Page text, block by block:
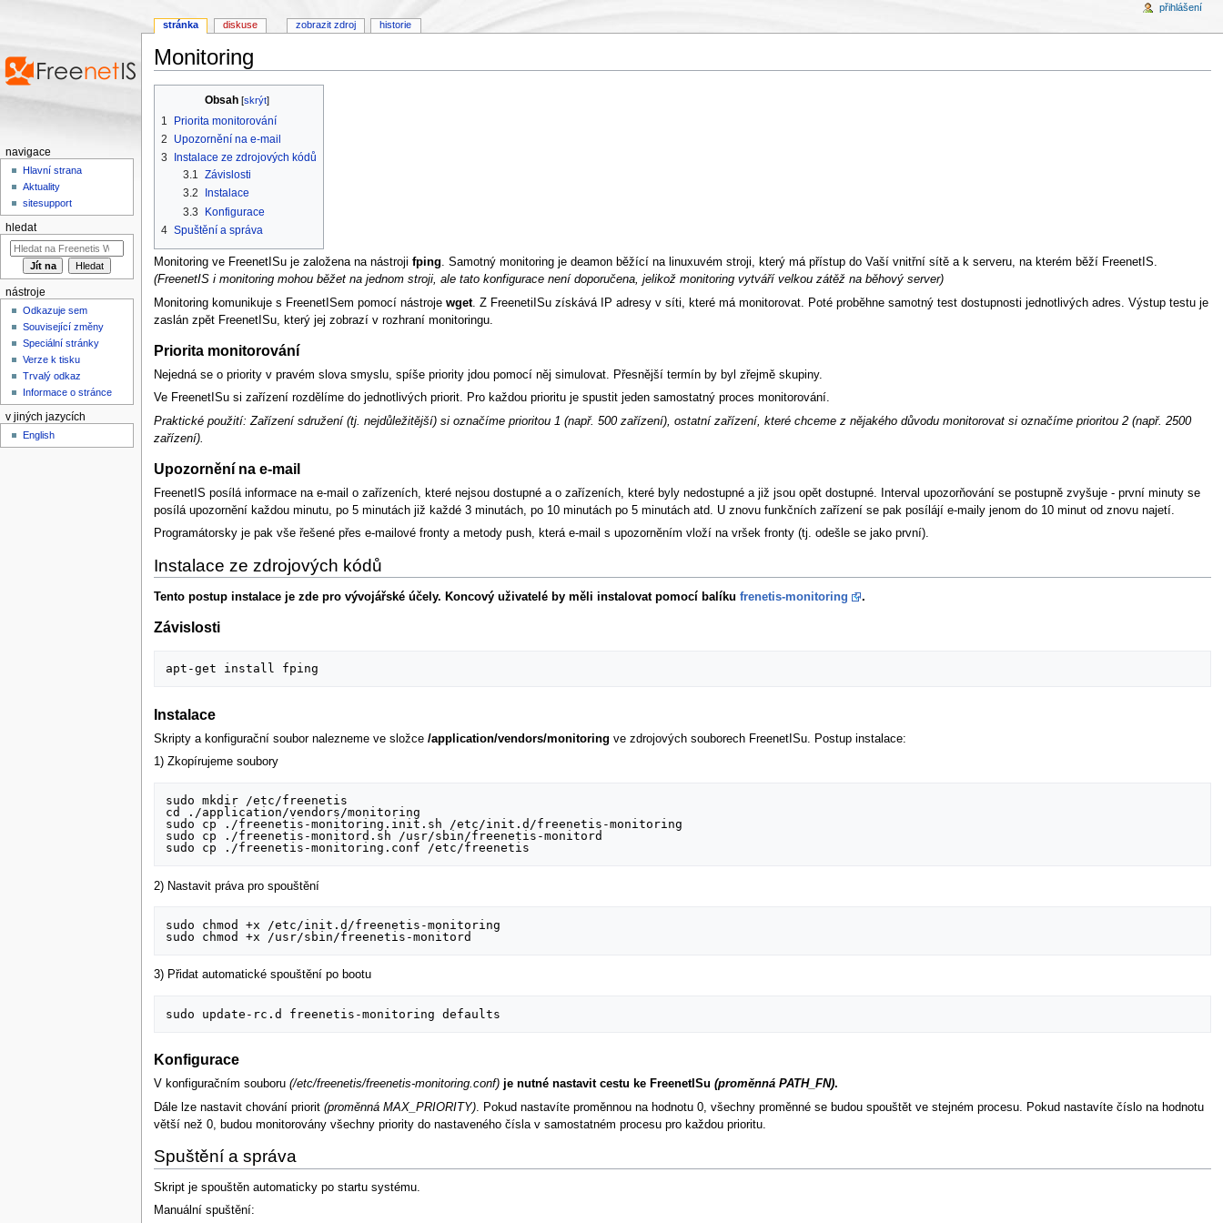
Monitoring
Obsah [skrýt]
1
Priorita monitorování
2
Upozornění na e-mail
3
Instalace ze zdrojových kódů
3.1 Závislosti
3.2
Instalace
3.3
Konfigurace
4 Spuštění a správa
Monitoring ve FreenetISu je založena na nástroji fping. Samotný monitoring je deamon běžící na linuxuvém stroji, který má přístup do Vaší vnitřní sítě a k serveru, na kterém běží FreenetIS.
(FreenetIS i monitoring mohou běžet na jednom stroji, ale tato konfigurace není doporučena, jelikož monitoring vytváří velkou zátěž na běhový server)
Monitoring komunikuje s FreenetISem pomocí nástroje wget. Z FreenetiISu získává IP adresy v síti, které má monitorovat. Poté proběhne samotný test dostupnosti jednotlivých adres. Výstup testu je
zaslán zpět FreenetISu, který jej zobrazí v rozhraní monitoringu.
Priorita monitorování
Nejedná se o priority v pravém slova smyslu, spíše priority jdou pomocí něj simulovat. Přesnější termín by byl zřejmě skupiny.
Ve FreenetISu si zařízení rozdělíme do jednotlivých priorit. Pro každou prioritu je spustit jeden samostatný proces monitorování.
Praktické použití: Zařízení sdružení (tj. nejdůležitější) si označíme prioritou 1 (např. 500 zařízení), ostatní zařízení, které chceme z nějakého důvodu monitorovat si označíme prioritou 2 (např. 2500
zařízení).
Upozornění na e-mail
FreenetIS posílá informace na e-mail o zařízeních, které nejsou dostupné a o zařízeních, které byly nedostupné a již jsou opět dostupné. Interval upozorňování se postupně zvyšuje - první minuty se
posílá upozornění každou minutu, po 5 minutách již každé 3 minutách, po 10 minutách po 5 minutách atd. U znovu funkčních zařízení se pak posílájí e-maily jenom do 10 minut od znovu najetí.
Programátorsky je pak vše řešené přes e-mailové fronty a metody push, která e-mail s upozorněním vloží na vršek fronty (tj. odešle se jako první).
Instalace ze zdrojových kódů
Tento postup instalace je zde pro vývojářské účely. Koncový uživatelé by měli instalovat pomocí balíku frenetis-monitoring .
Závislosti
Instalace
Skripty a konfigurační soubor nalezneme ve složce /application/vendors/monitoring ve zdrojových souborech FreenetISu. Postup instalace:
1) Zkopírujeme soubory
sudo mkdir /etc/freenetis
cd ./application/vendors/monitoring
sudo cp ./freenetis-monitoring.init.sh /etc/init.d/freenetis-monitoring
sudo cp ./freenetis-monitord.sh /usr/sbin/freenetis-monitord
2) Nastavit práva pro spouštění
sudo chmod +x /etc/init.d/freenetis-monitoring
3) Přidat automatické spouštění po bootu
Konfigurace
V konfiguračním souboru (/etc/freenetis/freenetis-monitoring.conf) je nutné nastavit cestu ke FreenetISu (proměnná PATH_FN).
Dále lze nastavit chování priorit (proměnná MAX_PRIORITY). Pokud nastavíte proměnnou na hodnotu 0, všechny proměnné se budou spouštět ve stejném procesu. Pokud nastavíte číslo na hodnotu
větší než 0, budou monitorovány všechny priority do nastaveného čísla v samostatném procesu pro každou prioritu.
Spuštění a správa
Skript je spouštěn automaticky po startu systému.
Manuální spuštění:
stránka diskuse zobrazit zdroj historie
přihlášení
navigace
Hlavní strana
Aktuality
sitesupport
hledat
nástroje
Odkazuje sem
Související změny
Speciální stránky
Verze k tisku
Trvalý odkaz
Informace o stránce
v jiných jazycích
English